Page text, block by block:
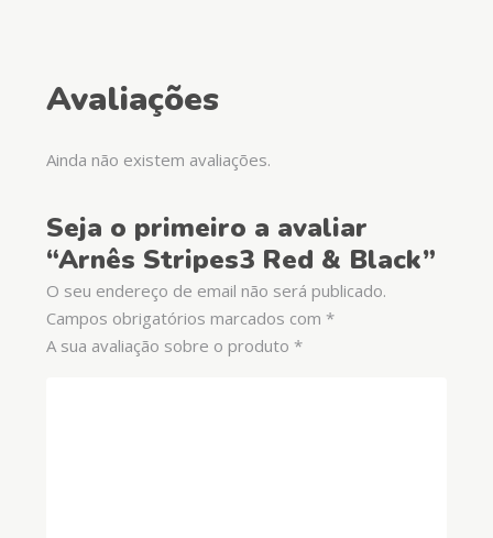
Avaliações
Ainda não existem avaliações.
Seja o primeiro a avaliar
“Arnês Stripes3 Red & Black”
O seu endereço de email não será publicado.
Campos obrigatórios marcados com *
A sua avaliação sobre o produto *